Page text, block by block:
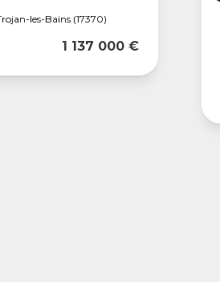
les-Bains (17370)
1 137 000 €